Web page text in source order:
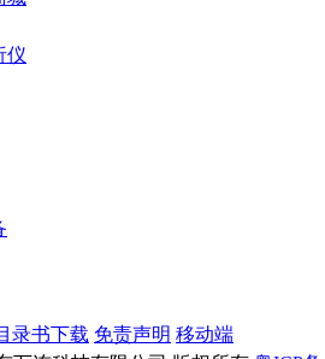
仪
录书下载 免责声明 移动端